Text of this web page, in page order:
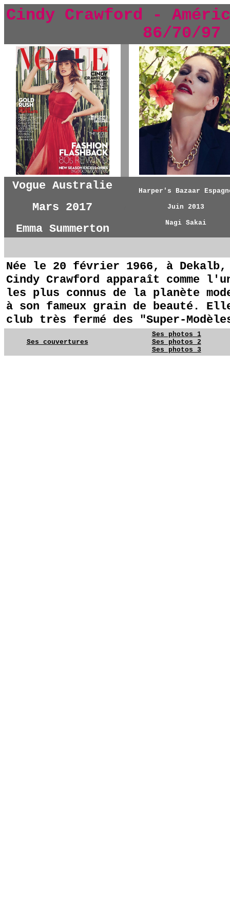
Cindy Crawford -
86/70/97
Vogue Australie
Mars 2017
Emma Summerton
Harper's Bazaar
Juin 2013
Nagi Sakai
Née le 20 février 1966, à
Cindy Crawford apparaît comme
les plus connus de la planète
à son fameux grain de beauté.
club très fermé des "Super-
Ses couvertures
Ses photos 1
Ses photos 2
Ses photos 3